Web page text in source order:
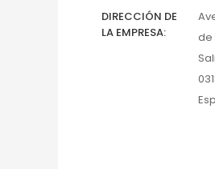
DIRECCIÓN DE
LA EMPRESA
de